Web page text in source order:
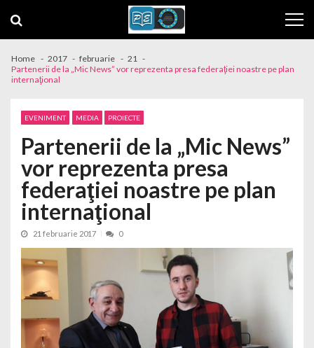
Home 2017 februarie
21
Partenerii de la „Mic News” vor reprezenta presa federaţiei noastre pe plan
internaţional
EVENIMENT MEDIA PROIECTE
Partenerii de la „Mic News”
vor reprezenta presa
federaţiei noastre pe plan
internaţional
21 februarie 2017 0